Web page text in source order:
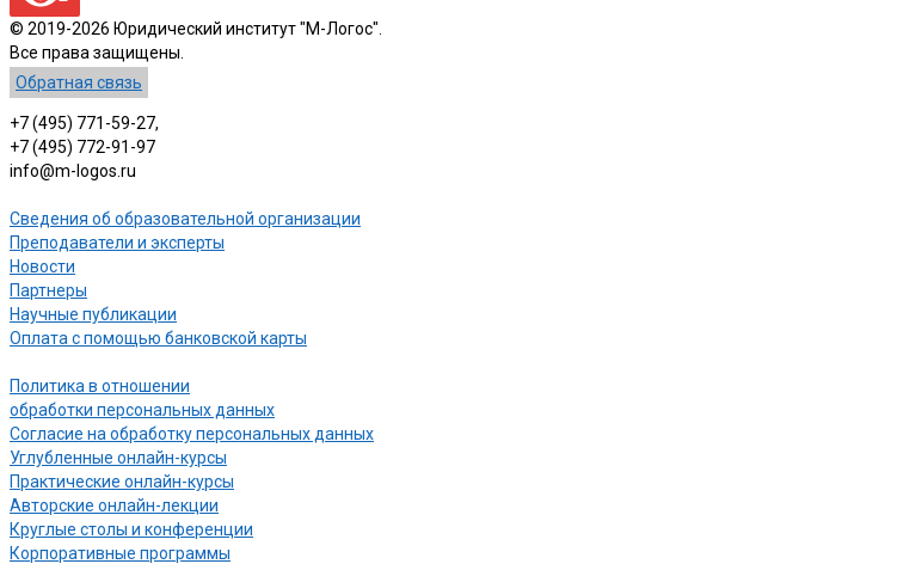
© 2019-2026 Юридический институт "М-Логос".
Все права защищены.
Обратная связь
+7 (495) 771-59-27,
+7 (495) 772-91-97
info@m-logos.ru
Сведения об образовательной организации
Преподаватели и эксперты
Новости
Партнеры
Научные публикации
Оплата с помощью банковской карты
Политика в отношении
обработки персональных данных
Согласие на обработку персональных данных
Углубленные онлайн-курсы
Практические онлайн-курсы
Авторские онлайн-лекции
Круглые столы и конференции
Корпоративные программы